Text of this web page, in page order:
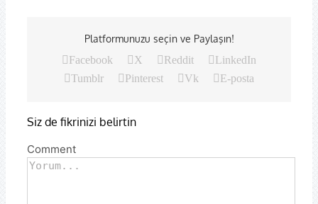
Platformunuzu seçin ve Paylaşın!
Facebook
X Reddit
LinkedIn
Tumblr
Pinterest Vk E-posta
Siz de fikrinizi belirtin
Comment